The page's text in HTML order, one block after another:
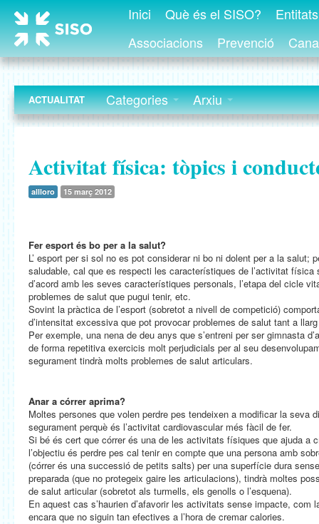
Inici Què és el SISO?
Associacions
Prevenció
ACTUALITAT Categories Arxiu
Activitat física: tòpics i
allloro 15 març 2012
Fer esport és bo per a la salut?
L’ esport per si sol no es pot considerar ni bo ni dolent per a la salut;
saludable, cal que es respecti les característiques de l’activitat física
d’acord amb les seves característiques personals, l’etapa del cicle
problemes de salut que pugui tenir, etc.
Sovint la pràctica de l’esport (sobretot a nivell de competició)
d’intensitat excessiva que pot provocar problemes de salut tant a
Per exemple, una nena de deu anys que s’entreni per ser gimnasta
de forma repetitiva exercicis molt perjudicials per al seu
segurament tindrà molts problemes de salut articulars.
Anar a córrer aprima?
Moltes persones que volen perdre pes tendeixen a modificar la seva
segurament perquè és l’activitat cardiovascular més fàcil de fer.
Si bé és cert que córrer és una de les activitats físiques que ajuda a
l’objectiu és perdre pes cal tenir en compte que una persona amb
(córrer és una successió de petits salts) per una superfície dura
preparada (que no protegeix gaire les articulacions), tindrà moltes
de salut articular (sobretot als turmells, els genolls o l’esquena).
En aquest cas s’haurien d’afavorir les activitats sense impacte, com
encara que no siguin tan efectives a l’hora de cremar calories.